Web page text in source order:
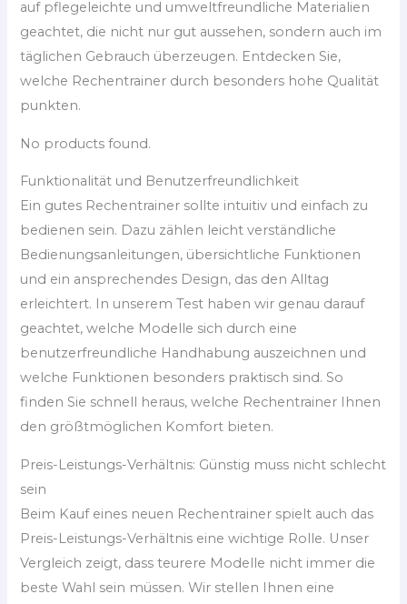
auf pflegeleichte und umweltfreundliche Materialien
geachtet, die nicht nur gut aussehen, sondern auch im
täglichen Gebrauch überzeugen. Entdecken Sie,
welche Rechentrainer durch besonders hohe Qualität
punkten.
No products found.
Funktionalität und Benutzerfreundlichkeit
Ein gutes Rechentrainer sollte intuitiv und einfach zu
bedienen sein. Dazu zählen leicht verständliche
Bedienungsanleitungen, übersichtliche Funktionen
und ein ansprechendes Design, das den Alltag
erleichtert. In unserem Test haben wir genau darauf
geachtet, welche Modelle sich durch eine
benutzerfreundliche Handhabung auszeichnen und
welche Funktionen besonders praktisch sind. So
finden Sie schnell heraus, welche Rechentrainer Ihnen
den größtmöglichen Komfort bieten.
Preis-Leistungs-Verhältnis: Günstig muss nicht schlecht
sein
Beim Kauf eines neuen Rechentrainer spielt auch das
Preis-Leistungs-Verhältnis eine wichtige Rolle. Unser
Vergleich zeigt, dass teurere Modelle nicht immer die
beste Wahl sein müssen. Wir stellen Ihnen eine